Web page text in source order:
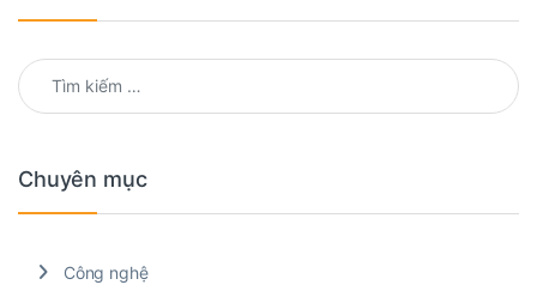
Tìm kiếm cho:
Chuyên mục
Công nghệ